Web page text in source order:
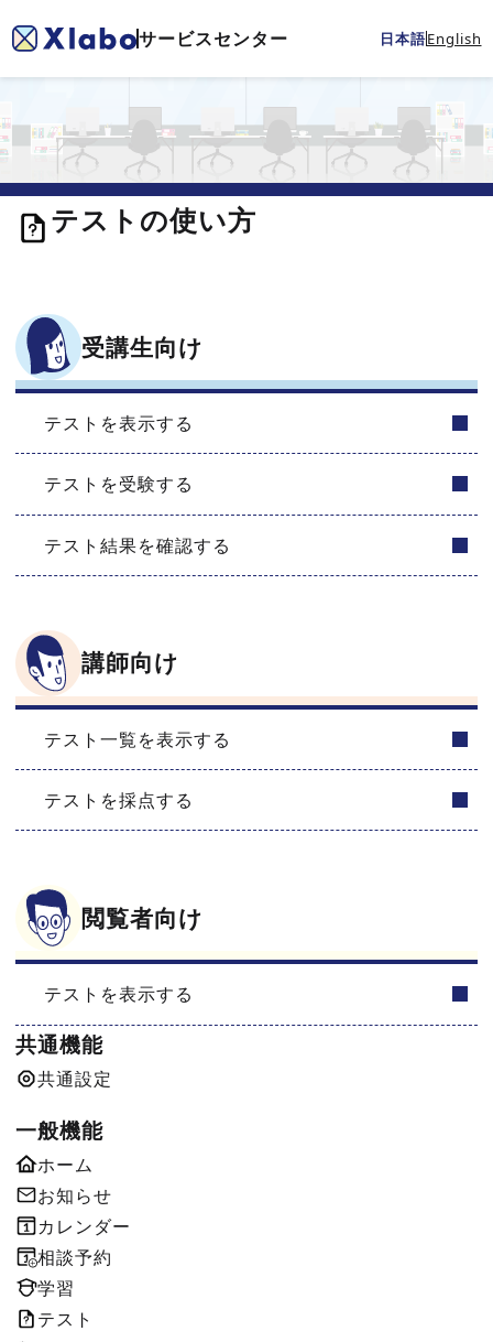
サービスセンター 日本語English
テストの使い方
受講生向け
テストを表示する
テストを受験する
テスト結果を確認する
講師向け
テスト一覧を表示する
テストを採点する
閲覧者向け
テストを表示する
共通機能
共通設定
一般機能
ホーム
お知らせ
カレンダー
相談予約
学習
テスト